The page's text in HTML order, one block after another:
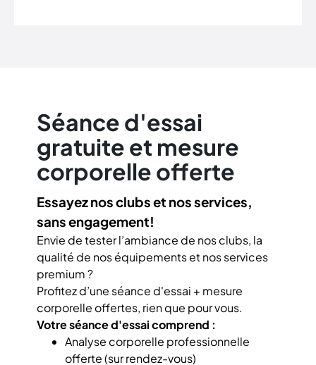
Séance d'essai
gratuite et mesure
corporelle offerte
Essayez nos clubs et nos services,
sans engagement!
Envie de tester l’ambiance de nos clubs, la
qualité de nos équipements et nos services
premium ?
Profitez d’une séance d'essai + mesure
corporelle offertes, rien que pour vous.
Votre séance d'essai comprend :
Analyse corporelle professionnelle
offerte (sur rendez-vous)